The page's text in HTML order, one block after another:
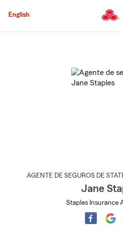
al
English
AGENTE DE SEGUROS DE
Jane
Staples Insurance